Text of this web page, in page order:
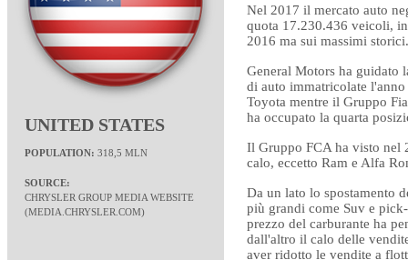
UNITED STATES
POPULATION: 318,5 MLN
SOURCE:
CHRYSLER GROUP MEDIA WEBSITE
(MEDIA.CHRYSLER.COM)
Nel 2017 il mercato auto
quota 17.230.436 veicoli,
2016 ma sui massimi storici.
General Motors ha guidato
di auto immatricolate l'anno
Toyota mentre il Gruppo
ha occupato la quarta
Il Gruppo FCA ha visto nel
calo, eccetto Ram e Alfa
Da un lato lo spostamento
più grandi come Suv e
prezzo del carburante ha
dall'altro il calo delle
aver ridotto le vendite a